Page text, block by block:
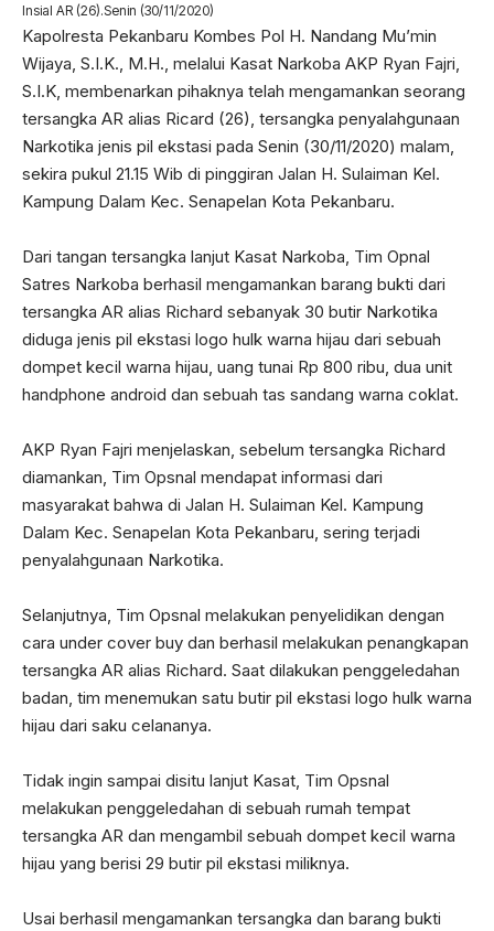
Insial AR (26).Senin (30/11/2020)
Kapolresta Pekanbaru Kombes Pol H. Nandang Mu’min
Wijaya, S.I.K., M.H., melalui Kasat Narkoba AKP Ryan Fajri,
S.I.K, membenarkan pihaknya telah mengamankan seorang
tersangka AR alias Ricard (26), tersangka penyalahgunaan
Narkotika jenis pil ekstasi pada Senin (30/11/2020) malam,
sekira pukul 21.15 Wib di pinggiran Jalan H. Sulaiman Kel.
Kampung Dalam Kec. Senapelan Kota Pekanbaru.
Dari tangan tersangka lanjut Kasat Narkoba, Tim Opnal
Satres Narkoba berhasil mengamankan barang bukti dari
tersangka AR alias Richard sebanyak 30 butir Narkotika
diduga jenis pil ekstasi logo hulk warna hijau dari sebuah
dompet kecil warna hijau, uang tunai Rp 800 ribu, dua unit
handphone android dan sebuah tas sandang warna coklat.
AKP Ryan Fajri menjelaskan, sebelum tersangka Richard
diamankan, Tim Opsnal mendapat informasi dari
masyarakat bahwa di Jalan H. Sulaiman Kel. Kampung
Dalam Kec. Senapelan Kota Pekanbaru, sering terjadi
penyalahgunaan Narkotika.
Selanjutnya, Tim Opsnal melakukan penyelidikan dengan
cara under cover buy dan berhasil melakukan penangkapan
tersangka AR alias Richard. Saat dilakukan penggeledahan
badan, tim menemukan satu butir pil ekstasi logo hulk warna
hijau dari saku celananya.
Tidak ingin sampai disitu lanjut Kasat, Tim Opsnal
melakukan penggeledahan di sebuah rumah tempat
tersangka AR dan mengambil sebuah dompet kecil warna
hijau yang berisi 29 butir pil ekstasi miliknya.
Usai berhasil mengamankan tersangka dan barang bukti